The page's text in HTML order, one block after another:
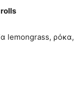
rolls
lemongrass, ρόκα,